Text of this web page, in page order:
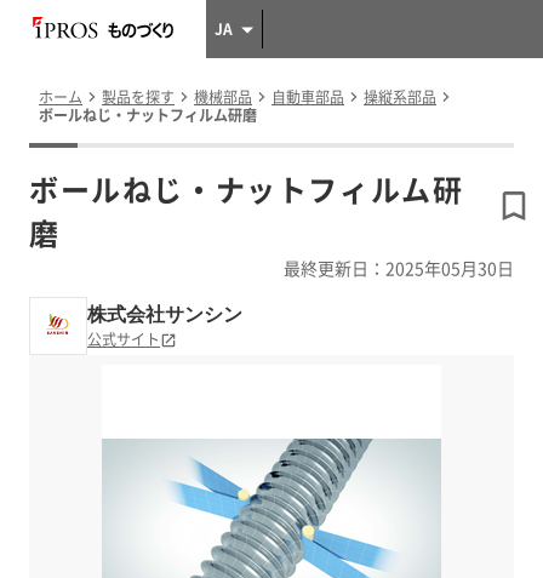
JA
ホーム 製品を探す 機械部品 自動車部品
操縦系部品
ボールねじ・ナットフィルム研磨
ボールねじ・ナットフィルム研
磨
最終更新日：2025年05月30日
株式会社サンシン
公式サイト